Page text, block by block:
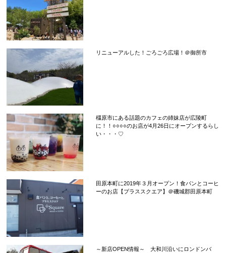
リニューアルした！ごろごろ広場！＠御所市
橿原市にある話題のカフェの姉妹店が広陵町
に！！○○○○のお店が4月26日にオープンするらし
い・・・♡
田原本町に2019年３月オープン！食パンとコーヒ
ーのお店【プラススクエア】＠磯城郡田原本町
～新店OPEN情報～ 大和川沿いにロンドンバ